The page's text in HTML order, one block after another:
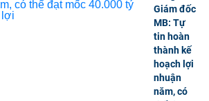
Giám đốc
MB: Tự
tin hoàn
thành kế
hoạch lợi
nhuận
năm, có